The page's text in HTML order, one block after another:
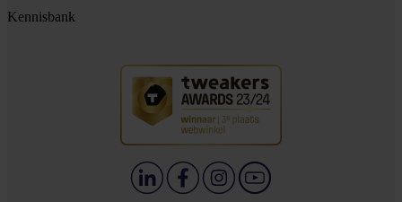
Kennisbank